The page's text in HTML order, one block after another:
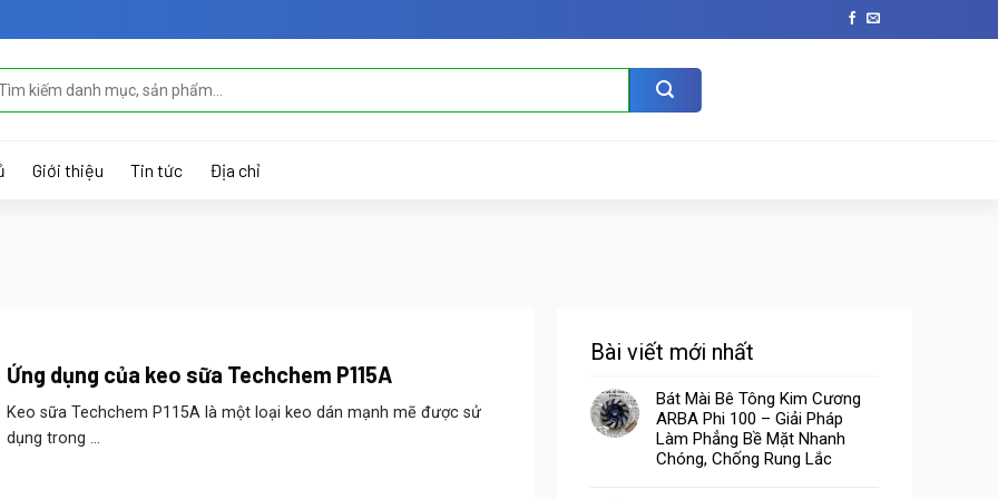
Giới thiệu Tin tức Địa chỉ
Ứng dụng của keo sữa Techchem P115A
Keo sữa Techchem P115A là một loại keo dán mạnh mẽ được sử
dụng trong ...
Bài viết mới nhất
Bát Mài Bê Tông Kim Cương
ARBA Phi 100 – Giải Pháp
Làm Phẳng Bề Mặt Nhanh
Chóng, Chống Rung Lắc